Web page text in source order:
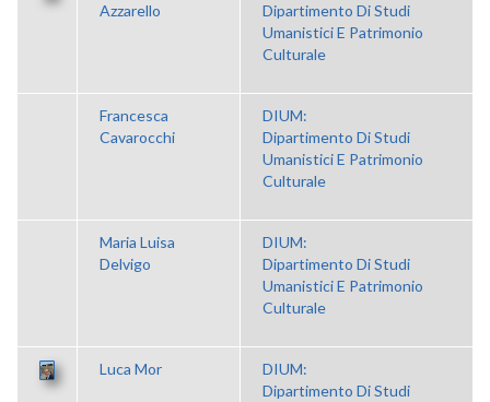
Azzarello
Dipartimento Di Studi
Umanistici E Patrimonio
Culturale
Francesca
Cavarocchi
DIUM:
Dipartimento Di Studi
Umanistici E Patrimonio
Culturale
Maria Luisa
Delvigo
DIUM:
Dipartimento Di Studi
Umanistici E Patrimonio
Culturale
Luca Mor
DIUM:
Dipartimento Di Studi